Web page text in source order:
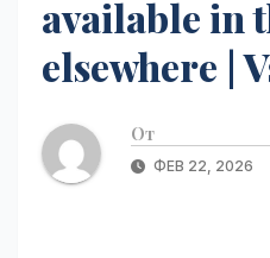
available in
elsewhere |
От
ФЕВ 22, 2026